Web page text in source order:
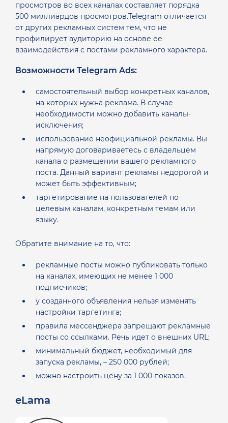
просмотров во всех каналах составляет порядка
500 миллиардов просмотров.Telegram отличается
от других рекламных систем тем, что не
профилирует аудиторию на основе ее
взаимодействия с постами рекламного характера.
Возможности Telegram Ads:
самостоятельный выбор конкретных каналов,
на которых нужна реклама. В случае
необходимости можно добавить каналы-
исключения;
использование неофициальной рекламы. Вы
напрямую договариваетесь с владельцем
канала о размещении вашего рекламного
поста. Данный вариант рекламы недорогой и
может быть эффективным;
таргетирование на пользователей по
целевым каналам, конкретным темам или
языку.
Обратите внимание на то, что:
рекламные посты можно публиковать только
на каналах, имеющих не менее 1 000
подписчиков;
у созданного объявления нельзя изменять
настройки таргетинга;
правила мессенджера запрещают рекламные
посты со ссылками. Речь идет о внешних URL;
минимальный бюджет, необходимый для
запуска рекламы, – 250 000 рублей;
можно настроить цену за 1 000 показов.
eLama